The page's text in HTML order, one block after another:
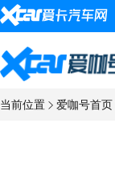
当前位置 爱咖号首页